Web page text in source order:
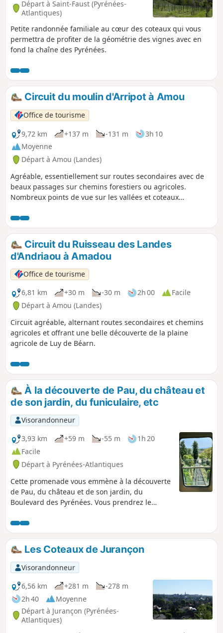
Départ à Saint-Faust (Pyrénées-
Atlantiques)
Petite randonnée familiale au cœur des coteaux qui vous
permettra de profiter de la géométrie des vignes avec en
fond la chaîne des Pyrénées.
Circuit du moulin d'Arripot à Amou
Office de tourisme
9,72 km
+137 m -131 m
3h 10
Moyenne
Départ à Amou (Landes)
Agréable, essentiellement sur routes secondaires avec de
beaux passages sur chemins forestiers ou agricoles.
Nombreux points de vue sur les vallées et coteaux
Circuit du Ruisseau des Landes
d'Andriaou à Amadou
Office de tourisme
6,81 km
+30 m -30 m 2h 00
Facile
Départ à Amou (Landes)
Circuit agréable, alternant routes secondaires et chemins
agricoles et offrant une belle découverte de la plaine
agricole de Luy de Béarn.
À la découverte de Pau, du château et
de son jardin, du funiculaire, etc
Visorandonneur
3,93 km
+59 m -55 m
1h 20
Facile
Départ à Pyrénées-Atlantiques
Cette promenade vous emmène à la découverte
de Pau, du château et de son jardin, du
Boulevard des Pyrénées. Vous prendrez le
historique de la Monnaie au pied du château.
Ce parcours emprunte majoritairement des
chemins piétons agréables, et ne traverse la
route qu'à une seule reprise. Vous pourrez vous
garer, facilement et gratuitement, au niveau du
point de départ.
Les Coteaux de Jurançon
Visorandonneur
6,56 km
+281 m
-278 m
2h 40
Moyenne
Départ à Jurançon (Pyrénées-
Atlantiques)